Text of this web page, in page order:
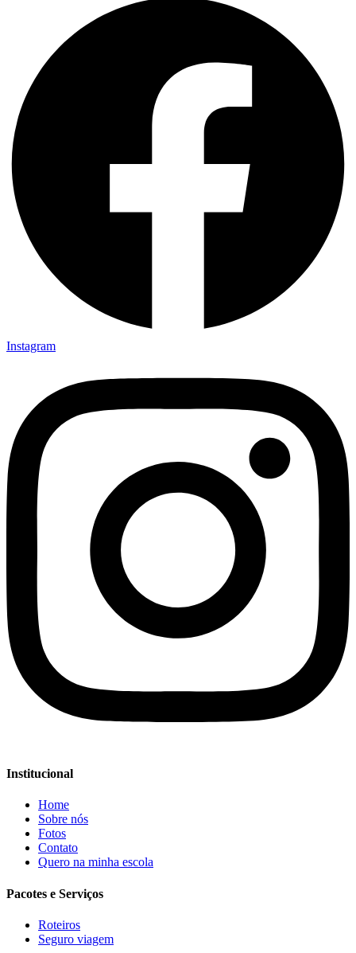
Instagram
Institucional
Home
Sobre nós
Fotos
Contato
Quero na minha escola
Pacotes e Serviços
Roteiros
Seguro viagem